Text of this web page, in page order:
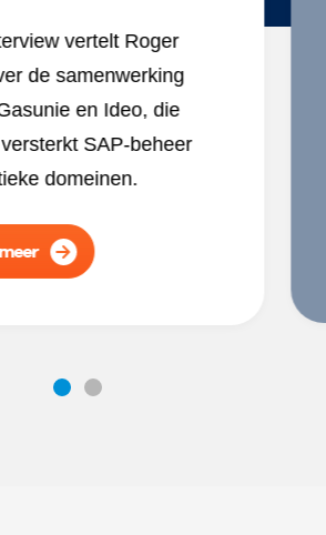
vertelt Roger
de samenwerking
en Ideo, die
SAP-beheer
domeinen.